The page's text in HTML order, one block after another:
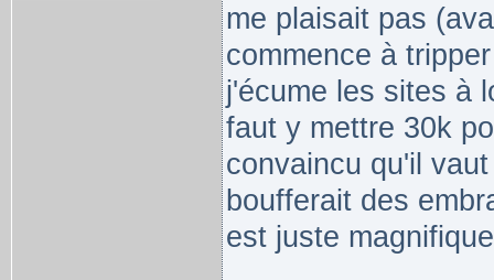
me plaisait pas
commence à
j'écume les sites à
faut y mettre 30k
convaincu qu'il
boufferait des
est juste